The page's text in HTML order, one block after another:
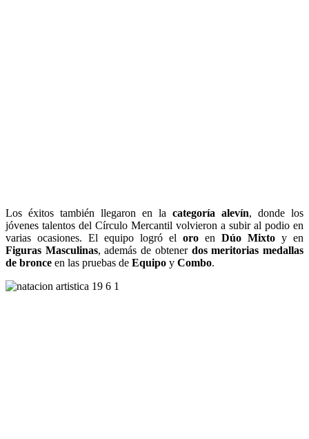
Los éxitos también llegaron en la categoría alevín, donde los
jóvenes talentos del Círculo Mercantil volvieron a subir al podio en
varias ocasiones. El equipo logró el oro en Dúo Mixto y en
Figuras Masculinas, además de obtener dos meritorias medallas
de bronce en las pruebas de Equipo y Combo.